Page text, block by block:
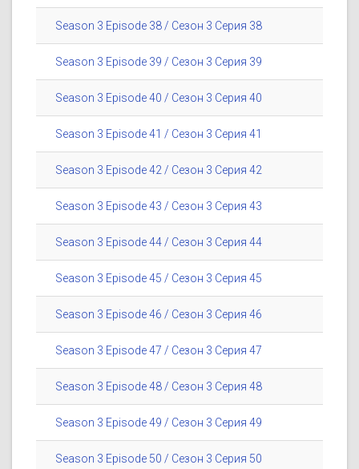
Season 3 Episode 38 / Сезон 3 Серия 38
Season 3 Episode 39 / Сезон 3 Серия 39
Season 3 Episode 40 / Сезон 3 Серия 40
Season 3 Episode 41 / Сезон 3 Серия 41
Season 3 Episode 42 / Сезон 3 Серия 42
Season 3 Episode 43 / Сезон 3 Серия 43
Season 3 Episode 44 / Сезон 3 Серия 44
Season 3 Episode 45 / Сезон 3 Серия 45
Season 3 Episode 46 / Сезон 3 Серия 46
Season 3 Episode 47 / Сезон 3 Серия 47
Season 3 Episode 48 / Сезон 3 Серия 48
Season 3 Episode 49 / Сезон 3 Серия 49
Season 3 Episode 50 / Сезон 3 Серия 50